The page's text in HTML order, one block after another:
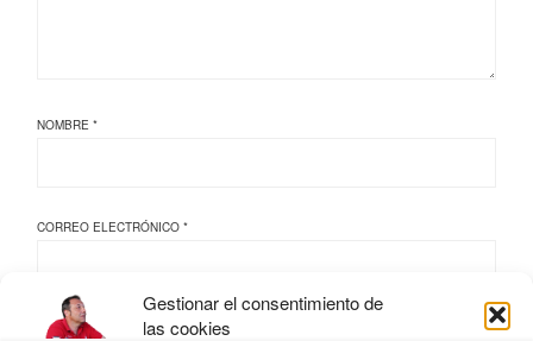
Gestionar el consentimiento de
las cookies
NOMBRE*
CORREO ELECTRÓNICO*
WEB